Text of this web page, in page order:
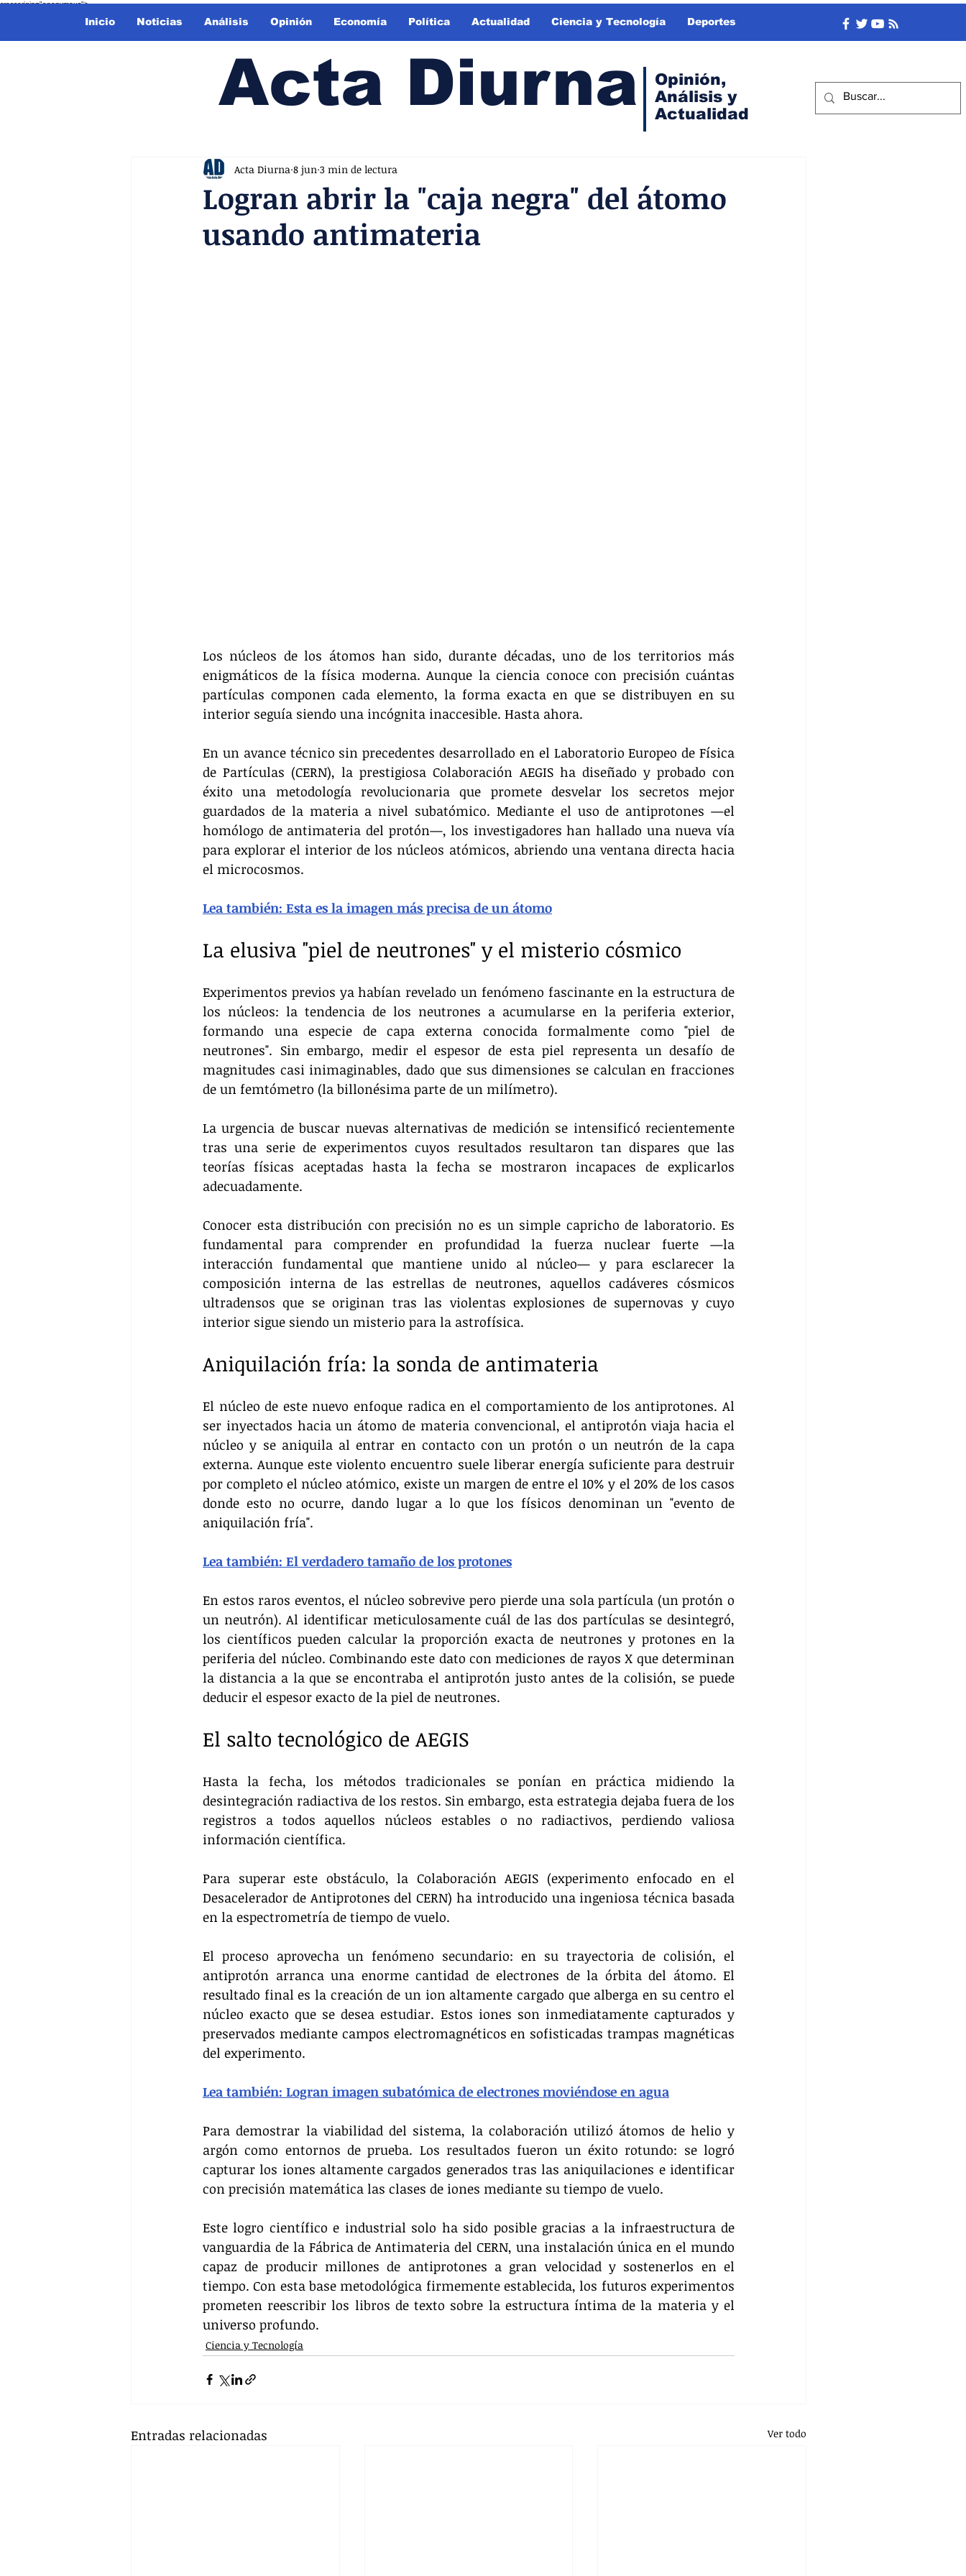
crossorigin="anonymous">
Inicio Noticias Análisis Opinión Economía Política Actualidad Ciencia y Tecnología Deportes
Acta Diurna
Opinión,
Análisis y
Actualidad
Logran abrir la "caja negra" del átomo
usando antimateria
Acta Diurna 8 jun 3 min de lectura
Los núcleos de los átomos han sido, durante décadas, uno de los territorios más
enigmáticos de la física moderna. Aunque la ciencia conoce con precisión cuántas
partículas componen cada elemento, la forma exacta en que se distribuyen en su
interior seguía siendo una incógnita inaccesible. Hasta ahora.
En un avance técnico sin precedentes desarrollado en el Laboratorio Europeo de Física
de Partículas (CERN), la prestigiosa Colaboración AEGIS ha diseñado y probado con
éxito una metodología revolucionaria que promete desvelar los secretos mejor
guardados de la materia a nivel subatómico. Mediante el uso de antiprotones —el
homólogo de antimateria del protón—, los investigadores han hallado una nueva vía
para explorar el interior de los núcleos atómicos, abriendo una ventana directa hacia
el microcosmos.
Lea también: Esta es la imagen más precisa de un átomo
La elusiva "piel de neutrones" y el misterio cósmico
Experimentos previos ya habían revelado un fenómeno fascinante en la estructura de
los núcleos: la tendencia de los neutrones a acumularse en la periferia exterior,
formando una especie de capa externa conocida formalmente como "piel de
neutrones". Sin embargo, medir el espesor de esta piel representa un desafío de
magnitudes casi inimaginables, dado que sus dimensiones se calculan en fracciones
de un femtómetro (la billonésima parte de un milímetro).
La urgencia de buscar nuevas alternativas de medición se intensificó recientemente
tras una serie de experimentos cuyos resultados resultaron tan dispares que las
teorías físicas aceptadas hasta la fecha se mostraron incapaces de explicarlos
adecuadamente.
Conocer esta distribución con precisión no es un simple capricho de laboratorio. Es
fundamental para comprender en profundidad la fuerza nuclear fuerte —la
interacción fundamental que mantiene unido al núcleo— y para esclarecer la
composición interna de las estrellas de neutrones, aquellos cadáveres cósmicos
ultradensos que se originan tras las violentas explosiones de supernovas y cuyo
interior sigue siendo un misterio para la astrofísica.
Aniquilación fría: la sonda de antimateria
El núcleo de este nuevo enfoque radica en el comportamiento de los antiprotones. Al
ser inyectados hacia un átomo de materia convencional, el antiprotón viaja hacia el
núcleo y se aniquila al entrar en contacto con un protón o un neutrón de la capa
externa. Aunque este violento encuentro suele liberar energía suficiente para destruir
por completo el núcleo atómico, existe un margen de entre el 10% y el 20% de los casos
donde esto no ocurre, dando lugar a lo que los físicos denominan un "evento de
aniquilación fría".
Lea también: El verdadero tamaño de los protones
En estos raros eventos, el núcleo sobrevive pero pierde una sola partícula (un protón o
un neutrón). Al identificar meticulosamente cuál de las dos partículas se desintegró,
los científicos pueden calcular la proporción exacta de neutrones y protones en la
periferia del núcleo. Combinando este dato con mediciones de rayos X que determinan
la distancia a la que se encontraba el antiprotón justo antes de la colisión, se puede
deducir el espesor exacto de la piel de neutrones.
El salto tecnológico de AEGIS
Hasta la fecha, los métodos tradicionales se ponían en práctica midiendo la
desintegración radiactiva de los restos. Sin embargo, esta estrategia dejaba fuera de los
registros a todos aquellos núcleos estables o no radiactivos, perdiendo valiosa
información científica.
Para superar este obstáculo, la Colaboración AEGIS (experimento enfocado en el
Desacelerador de Antiprotones del CERN) ha introducido una ingeniosa técnica basada
en la espectrometría de tiempo de vuelo.
El proceso aprovecha un fenómeno secundario: en su trayectoria de colisión, el
antiprotón arranca una enorme cantidad de electrones de la órbita del átomo. El
resultado final es la creación de un ion altamente cargado que alberga en su centro el
núcleo exacto que se desea estudiar. Estos iones son inmediatamente capturados y
preservados mediante campos electromagnéticos en sofisticadas trampas magnéticas
del experimento.
Lea también: Logran imagen subatómica de electrones moviéndose en agua
Para demostrar la viabilidad del sistema, la colaboración utilizó átomos de helio y
argón como entornos de prueba. Los resultados fueron un éxito rotundo: se logró
capturar los iones altamente cargados generados tras las aniquilaciones e identificar
con precisión matemática las clases de iones mediante su tiempo de vuelo.
Este logro científico e industrial solo ha sido posible gracias a la infraestructura de
vanguardia de la Fábrica de Antimateria del CERN, una instalación única en el mundo
capaz de producir millones de antiprotones a gran velocidad y sostenerlos en el
tiempo. Con esta base metodológica firmemente establecida, los futuros experimentos
prometen reescribir los libros de texto sobre la estructura íntima de la materia y el
universo profundo.
Ciencia y Tecnología
Entradas relacionadas Ver todo